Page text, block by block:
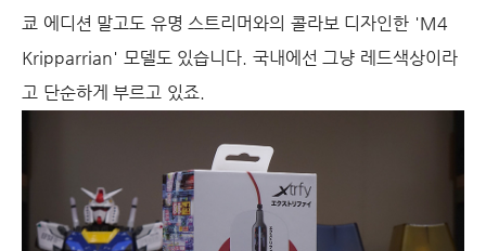
쿄 에디션 말고도 유명 스트리머와의 콜라보 디자인한 'M4
Kripparrian' 모델도 있습니다. 국내에선 그냥 레드색상이라
고 단순하게 부르고 있죠.